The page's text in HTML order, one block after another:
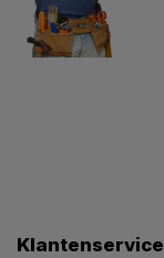
Klantenservice